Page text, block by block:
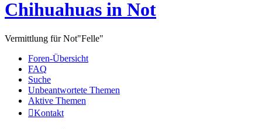
Chihuahuas in Not
Vermittlung für Not"Felle"
Foren-Übersicht
FAQ
Suche
Unbeantwortete Themen
Aktive Themen
Kontakt